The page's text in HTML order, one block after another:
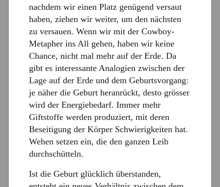
nachdem wir einen Platz genügend versaut
haben, ziehen wir weiter, um den nächsten
zu versauen. Wenn wir mit der Cowboy-
Metapher ins All gehen, haben wir keine
Chance, nicht mal mehr auf der Erde. Da
gibt es interessante Analogien zwischen der
Lage auf der Erde und dem Geburtsvorgang:
je näher die Geburt heranrückt, desto grösser
wird der Energiebedarf. Immer mehr
Giftstoffe werden produziert, mit deren
Beseitigung der Körper Schwierigkeiten hat.
Wehen setzen ein, die den ganzen Leib
durchschütteln.
Ist die Geburt glücklich überstanden,